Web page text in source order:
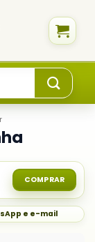
COMPRAR
e e-mail